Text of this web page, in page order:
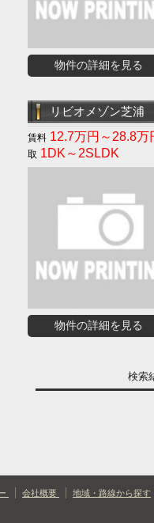
物件の詳細を見る
リビオメゾン芝浦
12.7万円～28.8万
1DK～2SLDK
物件の詳細を見る
検
会社概要 地域・路線から探す